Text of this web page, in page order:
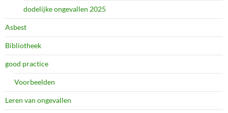
dodelijke ongevallen 2025
Asbest
Bibliotheek
good practice
Voorbeelden
Leren van ongevallen